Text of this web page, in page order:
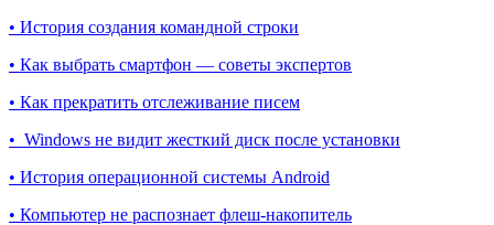
• История создания командной строки
• Как выбрать смартфон — советы экспертов
• Как прекратить отслеживание писем
• Windows не видит жесткий диск после установки
• История операционной системы Android
• Компьютер не распознает флеш-накопитель